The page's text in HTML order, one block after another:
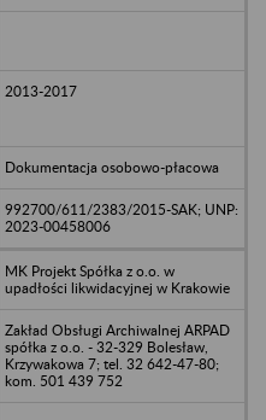
2013-2017
Dokumentacja osobowo-płacowa
992700/611/2383/2015-SAK; UNP:
2023-00458006
MK Projekt Spółka z o.o. w
upadłości likwidacyjnej w Krakowie
Zakład Obsługi Archiwalnej ARPAD
spółka z o.o. - 32-329 Bolesław,
Krzywakowa 7; tel. 32 642-47-80;
kom. 501 439 752